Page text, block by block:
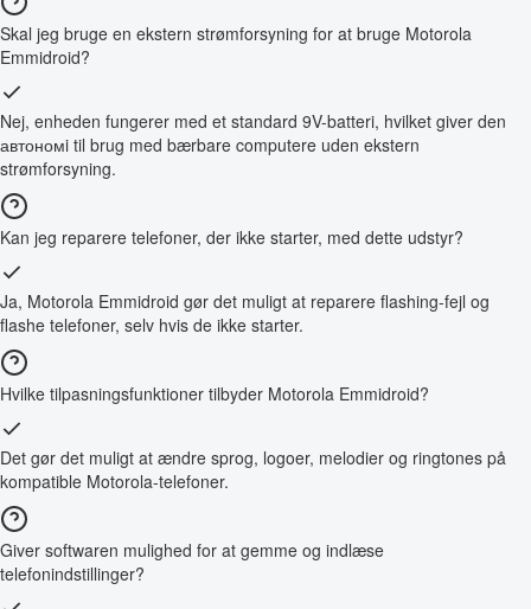
Skal jeg bruge en ekstern strømforsyning for at bruge Motorola
Emmidroid?
Nej, enheden fungerer med et standard 9V-batteri, hvilket giver den
автономi til brug med bærbare computere uden ekstern
strømforsyning.
Kan jeg reparere telefoner, der ikke starter, med dette udstyr?
Ja, Motorola Emmidroid gør det muligt at reparere flashing-fejl og
flashe telefoner, selv hvis de ikke starter.
Hvilke tilpasningsfunktioner tilbyder Motorola Emmidroid?
Det gør det muligt at ændre sprog, logoer, melodier og ringtones på
kompatible Motorola-telefoner.
Giver softwaren mulighed for at gemme og indlæse
telefonindstillinger?